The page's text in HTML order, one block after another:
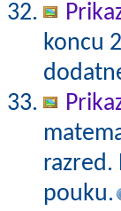
koncu
razred.
pouku.